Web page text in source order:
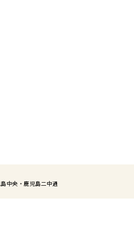
中央・鹿児島二中通